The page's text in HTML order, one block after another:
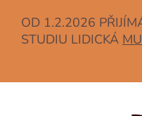
OD 1.2.2026
STUDIU LIDICKÁ